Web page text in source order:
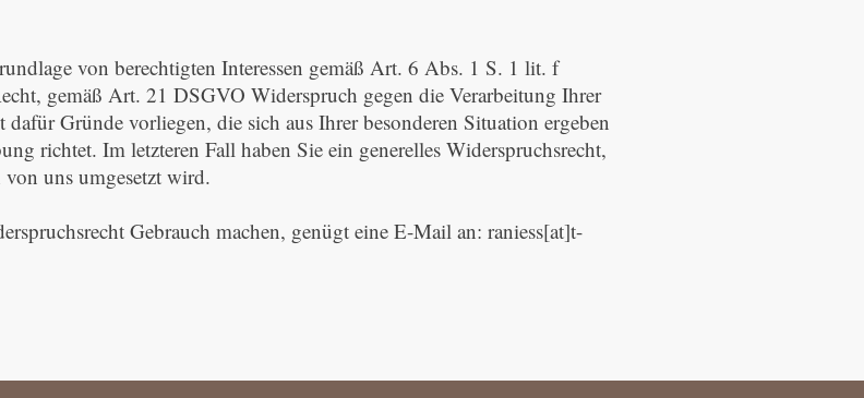
von berechtigten Interessen gemäß Art. 6 Abs. 1 S. 1 lit. f
gemäß Art. 21 DSGVO Widerspruch gegen die Verarbeitung Ihrer
dafür Gründe vorliegen, die sich aus Ihrer besonderen Situation ergeben
richtet. Im letzteren Fall haben Sie ein generelles Widerspruchsrecht,
uns umgesetzt wird.
Gebrauch machen, genügt eine E-Mail an: raniess[at]t-